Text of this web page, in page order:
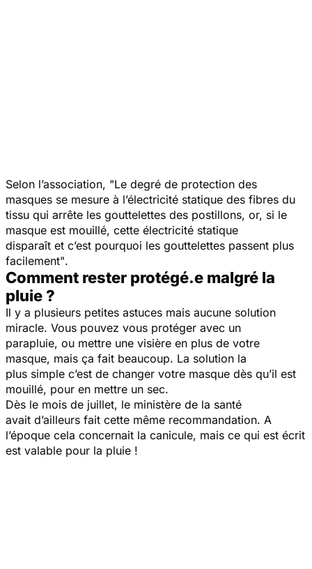
Selon l’association, "Le degré de protection des
masques se mesure à l’électricité statique des fibres du
tissu qui arrête les gouttelettes des postillons, or, si le
masque est mouillé, cette électricité statique
disparaît et c’est pourquoi les gouttelettes passent plus
facilement".
Comment rester protégé.e malgré la
pluie ?
Il y a plusieurs petites astuces mais aucune solution
miracle. Vous pouvez vous protéger avec un
parapluie, ou mettre une visière en plus de votre
masque, mais ça fait beaucoup. La solution la
plus simple c’est de changer votre masque dès qu’il est
mouillé, pour en mettre un sec.
Dès le mois de juillet, le ministère de la santé
avait d’ailleurs fait cette même recommandation. A
l’époque cela concernait la canicule, mais ce qui est écrit
est valable pour la pluie !